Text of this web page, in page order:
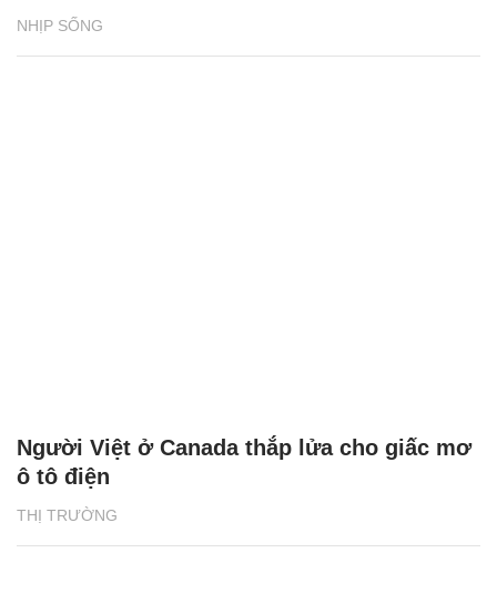
NHỊP SỐNG
THỊ TRƯỜNG
Người Việt ở Canada thắp lửa cho giấc mơ
ô tô điện